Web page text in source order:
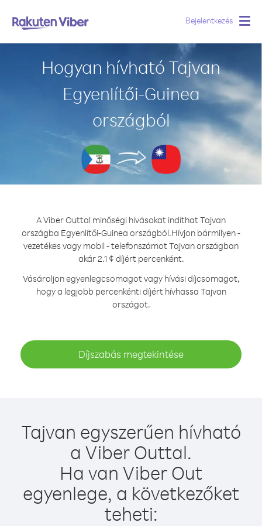
Bejelentkezés
Hogyan hívható Tajvan
Egyenlítői-Guinea
országból
A Viber Outtal minőségi hívásokat indíthat Tajvan
országba Egyenlítői-Guinea országból.Hívjon bármilyen -
vezetékes vagy mobil - telefonszámot Tajvan országban
akár 2.1 ¢ díjért percenként.
Vásároljon egyenlegcsomagot vagy hívási díjcsomagot,
hogy a legjobb percenkénti díjért hívhassa Tajvan
országot.
Díjszabás megtekintése
Tajvan egyszerűen hívható
a Viber Outtal.
Ha van Viber Out
egyenlege, a következőket
teheti: